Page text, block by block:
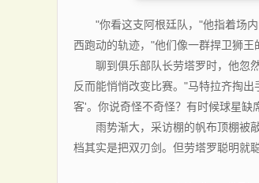
"你看这支阿根廷队，"他指着场内
西跑动的轨迹，"他们像一群捍卫狮
聊到俱乐部队长劳塔罗时，他忽然
反而能悄悄改变比赛。"马特拉齐掏
客'。你说奇怪不奇怪？有时候球星缺
雨势渐大，采访棚的帆布顶棚被敲
档其实是把双刃剑。但劳塔罗聪明就